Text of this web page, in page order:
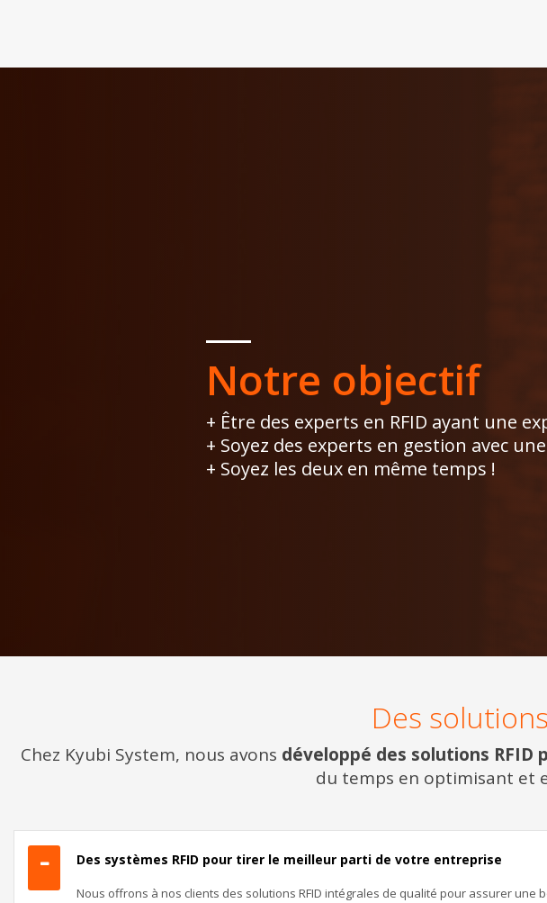
Notre objectif
+ Être des experts en RFID ayant une
+ Soyez des experts en gestion avec
+ Soyez les deux en même temps !
Des
Chez Kyubi System, nous avons développé des solutions
du temps en optimisant et
Des systèmes RFID pour tirer le meilleur parti de votre entreprise
Nous offrons à nos clients des solutions RFID intégrales de qualité pour assurer